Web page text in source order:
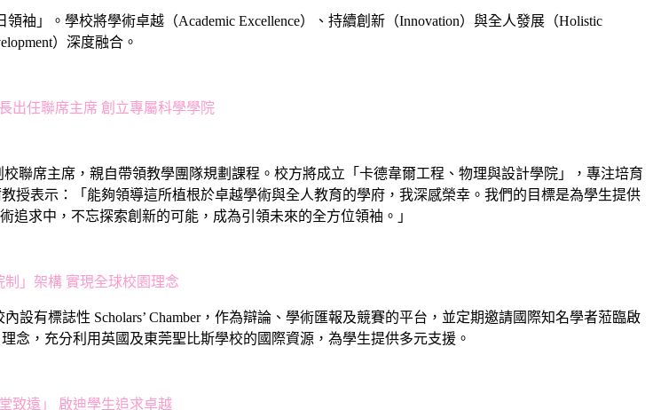
」。學校將學術卓越（Academic Excellence）、持續創新（Innovation）與全人發展（Holistic
）深度融合。
出任聯席主席 創立專屬科學學院
聯席主席，親自帶領教學團隊規劃課程。校方將成立「卡德韋爾工程、物理與設計學院」，專注培育
授表示：「能夠領導這所植根於卓越學術與全人教育的學府，我深感榮幸。我們的目標是為學生提供
追求中，不忘探索創新的可能，成為引領未來的全方位領袖。」
制」架構 實現全球校園理念
設有標誌性 Scholars’ Chamber，作為辯論、學術匯報及競賽的平台，並定期邀請國際知名學者蒞臨啟
念，充分利用英國及東莞聖比斯學校的國際資源，為學生提供多元支援。
致遠」 啟迪學生追求卓越